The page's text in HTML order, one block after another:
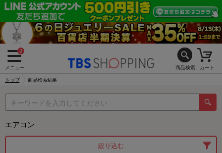
2
メニュー 商品検索 カート
トップ 商品検索結果
エアコン
絞り込む